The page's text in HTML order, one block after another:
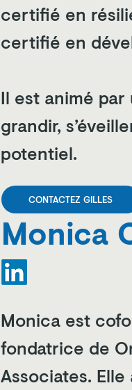
certifié en
certifié en
Il est animé
grandir,
potentiel.
CONTACTEZ GILLES
Monica
Monica est
fondatrice de
Associates.